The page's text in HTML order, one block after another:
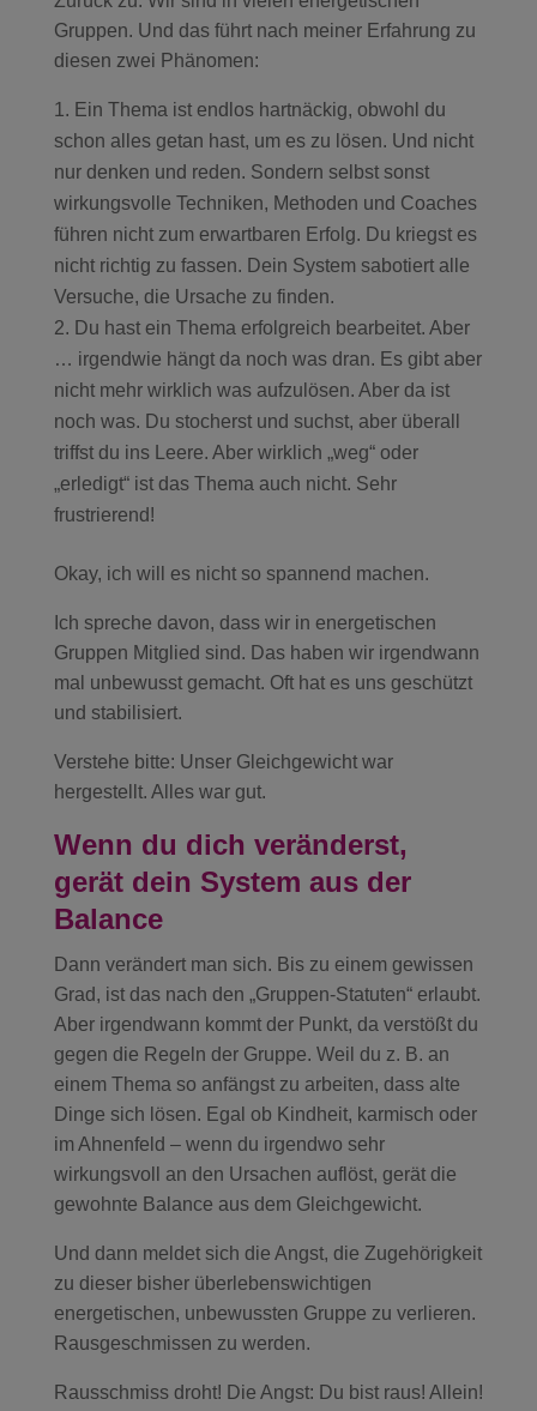
Gruppen. Und das führt nach meiner Erfahrung zu
diesen zwei Phänomen:
Ein Thema ist endlos hartnäckig, obwohl du
schon alles getan hast, um es zu lösen. Und nicht
nur denken und reden. Sondern selbst sonst
wirkungsvolle Techniken, Methoden und Coaches
führen nicht zum erwartbaren Erfolg. Du kriegst es
nicht richtig zu fassen. Dein System sabotiert alle
Versuche, die Ursache zu finden.
Du hast ein Thema erfolgreich bearbeitet. Aber
… irgendwie hängt da noch was dran. Es gibt aber
nicht mehr wirklich was aufzulösen. Aber da ist
noch was. Du stocherst und suchst, aber überall
triffst du ins Leere. Aber wirklich „weg“ oder
„erledigt“ ist das Thema auch nicht. Sehr
frustrierend!
Okay, ich will es nicht so spannend machen.
Ich spreche davon, dass wir in energetischen
Gruppen Mitglied sind. Das haben wir irgendwann
mal unbewusst gemacht. Oft hat es uns geschützt
und stabilisiert.
Verstehe bitte: Unser Gleichgewicht war
hergestellt. Alles war gut.
Wenn du dich veränderst,
gerät dein System aus der
Balance
Dann verändert man sich. Bis zu einem gewissen
Grad, ist das nach den „Gruppen-Statuten“ erlaubt.
Aber irgendwann kommt der Punkt, da verstößt du
gegen die Regeln der Gruppe. Weil du z. B. an
einem Thema so anfängst zu arbeiten, dass alte
Dinge sich lösen. Egal ob Kindheit, karmisch oder
im Ahnenfeld – wenn du irgendwo sehr
wirkungsvoll an den Ursachen auflöst, gerät die
gewohnte Balance aus dem Gleichgewicht.
Und dann meldet sich die Angst, die Zugehörigkeit
zu dieser bisher überlebenswichtigen
energetischen, unbewussten Gruppe zu verlieren.
Rausgeschmissen zu werden.
Rausschmiss droht! Die Angst: Du bist raus! Allein!